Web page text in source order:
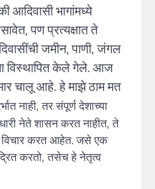
आदिवासी भागांमध्ये
पण प्रत्यक्षात ते
जमीन, पाणी, जंगल
विस्थापित केले गेले. आज
चालू आहे. हे माझे ठाम मत
नाही, तर संपूर्ण देशाच्या
नेते शासन करत नाहीत, ते
विचार करत आहेत. जसे एक
करतो, तसेच हे नेतृत्व